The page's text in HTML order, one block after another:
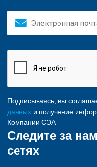
Подписываясь, вы
данных и получение
Компании СЭА
Следите за
сетях